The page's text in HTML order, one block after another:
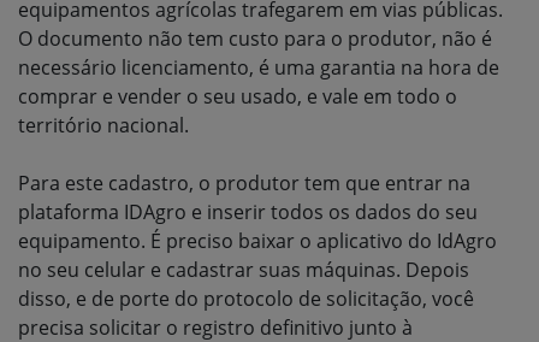
equipamentos agrícolas trafegarem em vias públicas.
O documento não tem custo para o produtor, não é
necessário licenciamento, é uma garantia na hora de
comprar e vender o seu usado, e vale em todo o
território nacional.
Para este cadastro, o produtor tem que entrar na
plataforma IDAgro e inserir todos os dados do seu
equipamento. É preciso baixar o aplicativo do IdAgro
no seu celular e cadastrar suas máquinas. Depois
disso, e de porte do protocolo de solicitação, você
precisa solicitar o registro definitivo junto à